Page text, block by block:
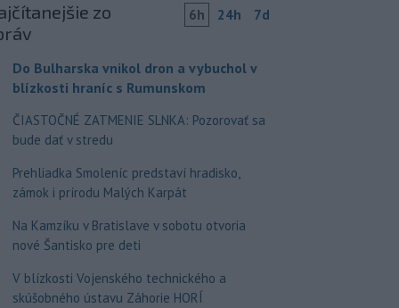
zo
6h 24h 7d
Do Bulharska vnikol dron a vybuchol v
blízkosti hraníc s Rumunskom
ČIASTOČNÉ ZATMENIE SLNKA: Pozorovať sa
bude dať v stredu
Prehliadka Smoleníc predstaví hradisko,
zámok i prírodu Malých Karpát
Na Kamzíku v Bratislave v sobotu otvoria
nové Šantisko pre deti
V blízkosti Vojenského technického a
skúšobného ústavu Záhorie HORÍ